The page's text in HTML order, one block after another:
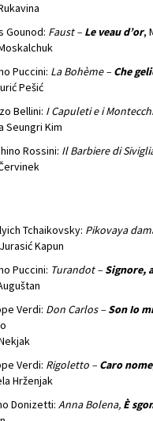
Gounod: Faust – Le veau d’or,
Puccini: La Bohème – Che
Pešić
Bellini: I Capuleti e i
Seungri Kim
Rossini: Il Barbiere di
Tchaikovsky: Pikovaya
Kapun
Puccini: Turandot – Signore,
Verdi: Don Carlos – Son Io
Verdi: Rigoletto – Caro nome
Hrženjak
Donizetti: Anna Bolena, È